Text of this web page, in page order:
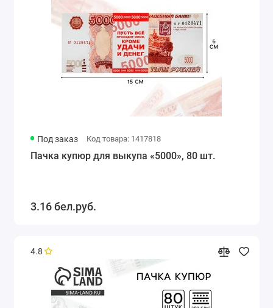
Под заказ Код товара: 1417818
Пачка купюр для выкупа «5000», 80 шт.
3.16 бел.руб.
4.8